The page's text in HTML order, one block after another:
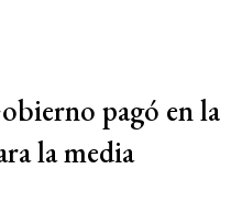
pagó en la
la media